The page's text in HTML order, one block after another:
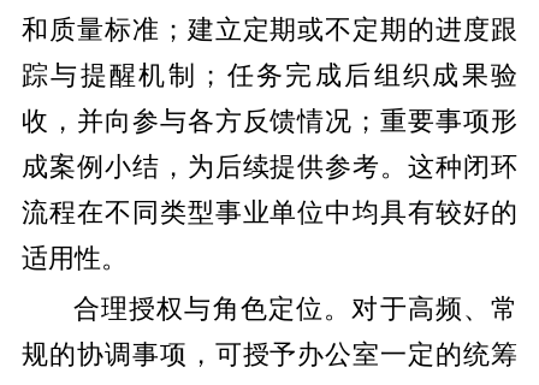
和质量标准；建立定期或不定期的进度跟
踪与提醒机制；任务完成后组织成果验
收，并向参与各方反馈情况；重要事项形
成案例小结，为后续提供参考。这种闭环
流程在不同类型事业单位中均具有较好的
适用性。
合理授权与角色定位。对于高频、常
规的协调事项，可授予办公室一定的统筹